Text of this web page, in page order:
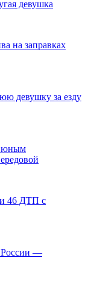
девушка
на заправках
девушку за езду
юным
46 ДТП с
России —